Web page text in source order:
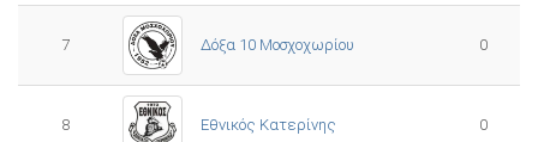
7 Δόξα 10 Μοσχοχωρίου 0
8 Εθνικός Κατερίνης 0